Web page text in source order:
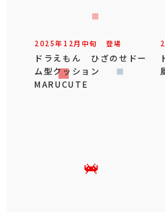
2025年 12 月 中旬 登場
ドラえもん ひざのせドー
ム型クッション
MARUCUTE